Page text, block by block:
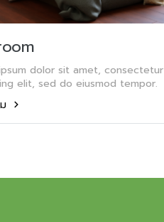
dolor sit amet, consectetur
elit, sed do eiusmod tempor.